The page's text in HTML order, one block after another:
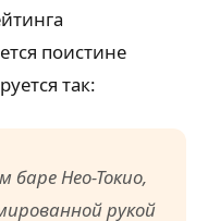
поистине
так:
баре Нео-Токио,
рукой